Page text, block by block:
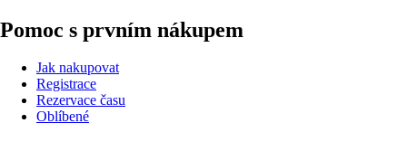
Pomoc s prvním nákupem
Jak nakupovat
Registrace
Rezervace času
Oblíbené